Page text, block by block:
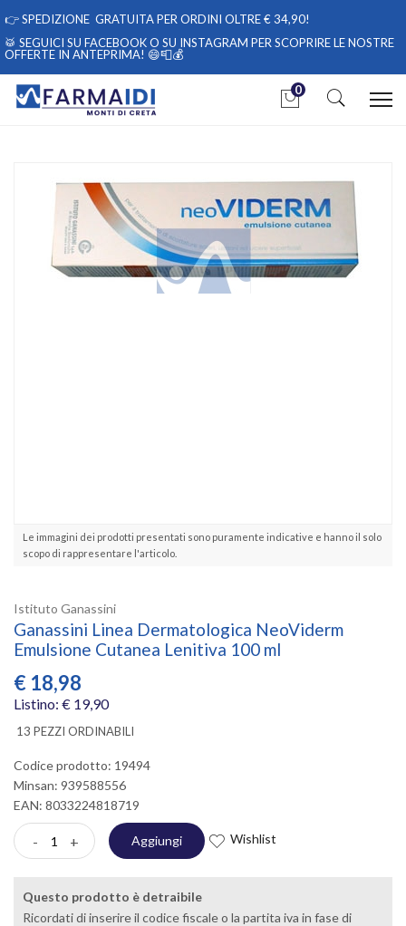
👉SPEDIZIONE GRATUITA PER ORDINI OLTRE € 34,90!
🥁 SEGUICI SU FACEBOOKO SU INSTAGRAM PER SCOPRIRE LE NOSTRE
OFFERTE IN ANTEPRIMA! 😄📮💰
0
Le immagini dei prodotti presentati sono puramente indicative e hanno il solo
scopo di rappresentare l'articolo.
Istituto Ganassini
Ganassini Linea Dermatologica NeoViderm
Emulsione Cutanea Lenitiva 100 ml
€ 18,98
Listino: € 19,90
13 PEZZI ORDINABILI
Codice prodotto: 19494
Minsan: 939588556
EAN: 8033224818719
- + Aggiungi Wishlist
Questo prodotto è detraibile
Ricordati di inserire il codice fiscale o la partita iva in fase di